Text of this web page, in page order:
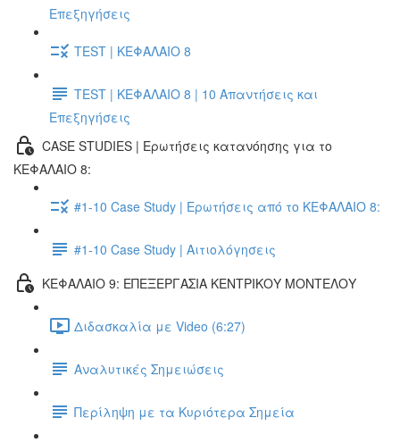
Επεξηγήσεις
TEST | ΚΕΦΑΛΑΙΟ 8
TEST | ΚΕΦΑΛΑΙΟ 8 | 10 Απαντήσεις και
Επεξηγήσεις
CASE STUDIES | Ερωτήσεις κατανόησης για το
ΚΕΦΑΛΑΙΟ 8:
#1-10 Case Study | Ερωτήσεις από το ΚΕΦΑΛΑΙΟ 8:
#1-10 Case Study | Αιτιολόγησεις
ΚΕΦΑΛΑΙΟ 9: ΕΠΕΞΕΡΓΑΣΙΑ ΚΕΝΤΡΙΚΟΥ ΜΟΝΤΕΛΟΥ
Διδασκαλία με Video (6:27)
Αναλυτικές Σημειώσεις
Περίληψη με τα Κυριότερα Σημεία